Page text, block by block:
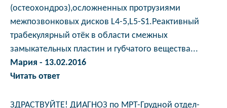
(остеохондроз),осложненных протрузиями
межпозвонковых дисков L4-5,L5-S1.Реактивный
трабекулярный отёк в области смежных
замыкательных пластин и губчатого вещества...
Мария - 13.02.2016
Читать ответ
ЗДРАСТВУЙТЕ! ДИАГНОЗ по МРТ-Грудной отдел-